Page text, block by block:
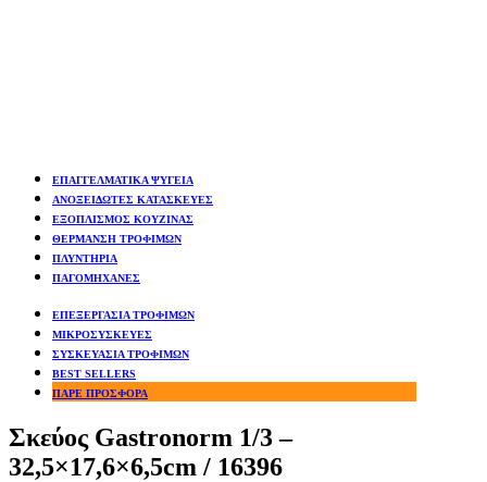
ΕΠΑΓΓΕΛΜΑΤΙΚΑ ΨΥΓΕΙΑ
ΑΝΟΞΕΙΔΩΤΕΣ ΚΑΤΑΣΚΕΥΕΣ
ΕΞΟΠΛΙΣΜΟΣ ΚΟΥΖΙΝΑΣ
ΘΕΡΜΑΝΣΗ ΤΡΟΦΙΜΩΝ
ΠΛΥΝΤΗΡΙΑ
ΠΑΓΟΜΗΧΑΝΕΣ
ΕΠΕΞΕΡΓΑΣΙΑ ΤΡΟΦΙΜΩΝ
ΜΙΚΡΟΣΥΣΚΕΥΕΣ
ΣΥΣΚΕΥΑΣΙΑ ΤΡΟΦΙΜΩΝ
BEST SELLERS
ΠΑΡΕ ΠΡΟΣΦΟΡΑ
Σκεύος Gastronorm 1/3 –
32,5×17,6×6,5cm / 16396